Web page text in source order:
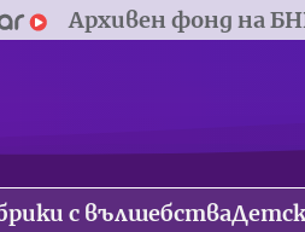
Архивен фонд на
с вълшебства